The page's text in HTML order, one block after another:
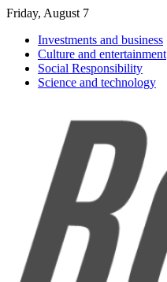
Friday, August 7
Investments and business
Culture and entertainment
Social Responsibility
Science and technology